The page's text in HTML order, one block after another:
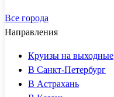
Все города
Направления
Круизы на выходные
В Санкт-Петербург
В Астрахань